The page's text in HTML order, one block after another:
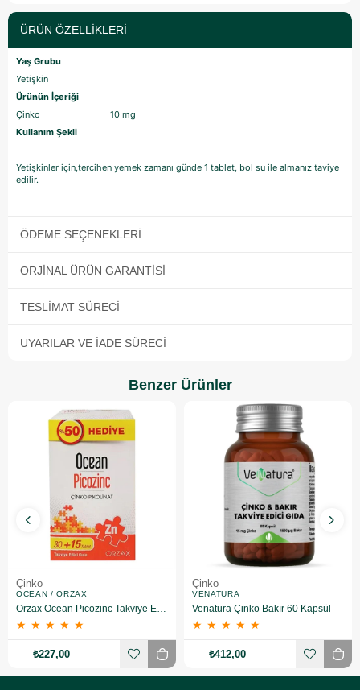
ÜRÜN ÖZELLIKLERI
Yaş Grubu
Yetişkin
Ürünün İçeriği
Çinko 10 mg
Kullanım Şekli
Yetişkinler için,tercihen yemek zamanı günde 1 tablet, bol su ile almanız taviye
edilir.
ÖDEME SEÇENEKLERI
ORJINAL ÜRÜN GARANTISI
TESLIMAT SÜRECI
UYARILAR VE İADE SÜRECI
Benzer Ürünler
Çinko
OCEAN / ORZAX
Orzax Ocean Picozinc Takviye Edici Gıda 30 + 15 Tablet
★ ★ ★ ★ ★
₺227,00
Çinko
VENATURA
Venatura Çinko Bakır 60 Kapsül
★ ★ ★ ★ ★
₺412,00